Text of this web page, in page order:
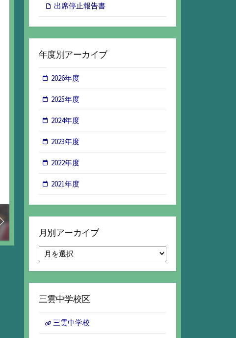
出席停止報告書
年度別アーカイブ
2026年度
2025年度
2024年度
2023年度
2022年度
2021年度
月別アーカイブ
別
ア
ー
イ
三雲中学校区
三雲中学校